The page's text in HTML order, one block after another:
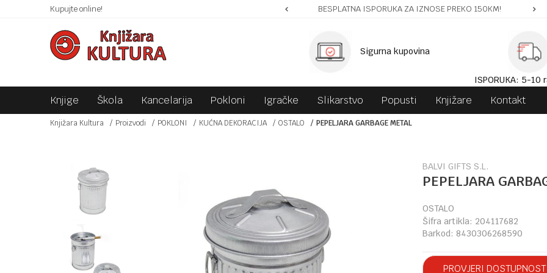
Kupujte online!SIGURNO PLAĆANJE PLATNIM KARTICAMA! BESPLATNA ISPORUKA ZA IZNOSE PREKO 150KM!
Sigurna kupovina
ISPORUKA: 5-10
Knjige Škola Kancelarija Pokloni Igračke Slikarstvo Popusti Knjižare Kontakt
Knjižara Kultura Proizvodi POKLONI KUĆNA DEKORACIJA OSTALO PEPELJARA GARBAGE METAL
BALVI GIFTS S.L.
PEPELJARA
OSTALO
Šifra artikla: 204117682
Barkod: 8430306268590
PROVJERI